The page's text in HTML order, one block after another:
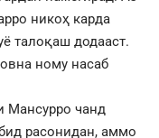
никоҳ карда
талоқаш додааст.
ному насаб
Мансурро чанд
расонидан, аммо